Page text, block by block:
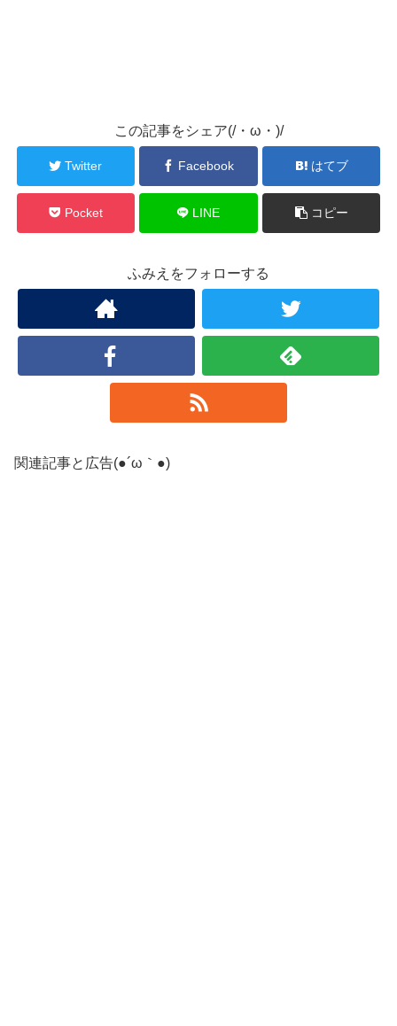
この記事をシェア(/・ω・)/
Twitter Facebook はてブ
Pocket LINE コピー
ふみえをフォローする
関連記事と広告(●´ω｀●)